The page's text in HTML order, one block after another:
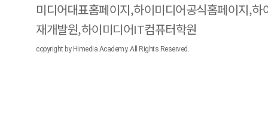
미디어대표홈페이지,하이미디어공식홈페이지,
재개발원,하이미디어IT컴퓨터학원
copyright by Himedia Academy. All Rights Reserved.